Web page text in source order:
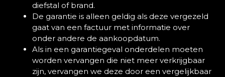
diefstal of brand.
De garantie is alleen geldig als deze vergezeld
gaat van een factuur met informatie over
onder andere de aankoopdatum.
Als in een garantiegeval onderdelen moeten
worden vervangen die niet meer verkrijgbaar
zijn, vervangen we deze door een vergelijkbaar